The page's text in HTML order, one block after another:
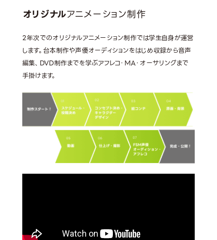
オリジナルアニメーション制作
2年次でのオリジナルアニメーション制作では学生自身が運営
します。台本制作や声優オーディションをはじめ収録から音声
編集、DVD制作までを学ぶアフレコ・MA・オーサリングまで
手掛けます。